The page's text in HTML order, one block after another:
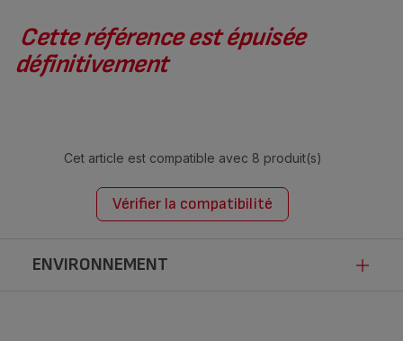
Cette référence est épuisée
définitivement
Cet article est compatible avec 8 produit(s)
Vérifier la compatibilité
ENVIRONNEMENT